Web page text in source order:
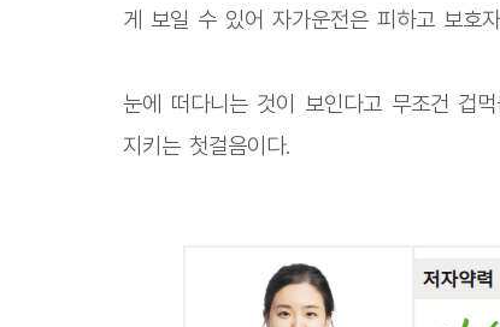
게 보일 수 있어 자가운전은 피하고 보호
눈에 떠다니는 것이 보인다고 무조건 겁
지키는 첫걸음이다.